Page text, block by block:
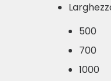
500
700
1000